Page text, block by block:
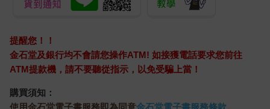
提醒您！！
金石堂及銀行均不會請您操作ATM! 如接獲電話要求您前往
ATM提款機，請不要聽從指示，以免受騙上當！
購買須知：